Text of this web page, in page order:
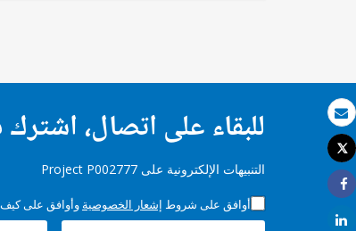
بريد الكتروني
طباعة
Tweet
Share
Share
للبقاء على اتصال،
التنبيهات الإلكترونية على Project P002777
أوافق على شروط إشعار الخصوصية وأوافق على كيف